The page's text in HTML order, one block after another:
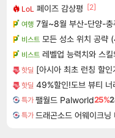
LoL 페이즈 감상평 [2]
여행 7월~8월 부산-단양-충
비스트 모든 성소 위치 공략
비스트 레벨업 능력치와 스
핫딜 [아시아 최초 런칭 할인가]
핫딜 49%할인!도브 뷰티
특가 팰월드 Palworld25%
특가